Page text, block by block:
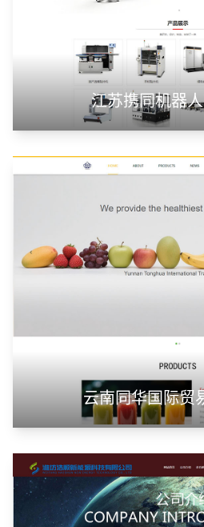
江苏携同机器
云南同华国际贸